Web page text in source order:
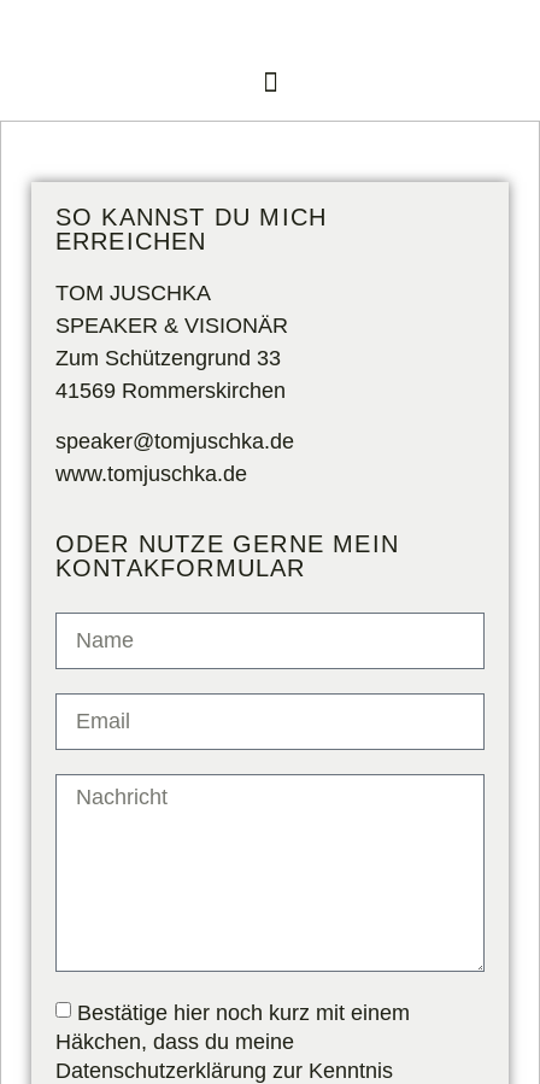
SO KANNST DU MICH
ERREICHEN
TOM JUSCHKA
SPEAKER & VISIONÄR
Zum Schützengrund 33
41569 Rommerskirchen
speaker@tomjuschka.de
www.tomjuschka.de
ODER NUTZE GERNE MEIN
KONTAKFORMULAR
Bestätige hier noch kurz mit einem
Häkchen, dass du meine
Datenschutzerklärung zur Kenntnis